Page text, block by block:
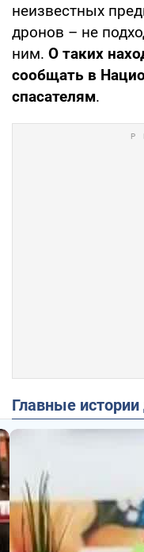
неизвестных
дронов – не
ним. О таких
сообщать в
спасателям.
Главные